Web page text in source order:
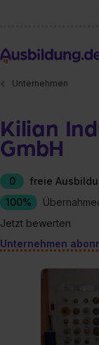
Unternehmen
Kilian
GmbH
0
freie
100%
Jetzt bewerten
Unternehmen